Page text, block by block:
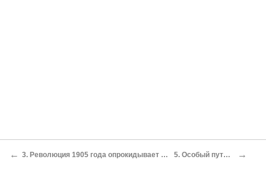
← 3. Революция 1905 года опрокидывает представления. Ленин и Мартов: спор западников и славянофилов на новый лад 5. Особый путь России в марксистской концепции →